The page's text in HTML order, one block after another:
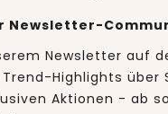
Newsletter-
Newsletter auf
Highlights über
Aktionen - ab